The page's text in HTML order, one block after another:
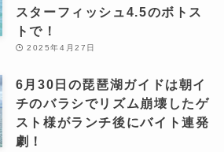
スターフィッシュ4.5のボトス
トで！
2025年4月27日
6月30日の琵琶湖ガイドは朝イ
チのバラシでリズム崩壊したゲ
スト様がランチ後にバイト連発
劇！